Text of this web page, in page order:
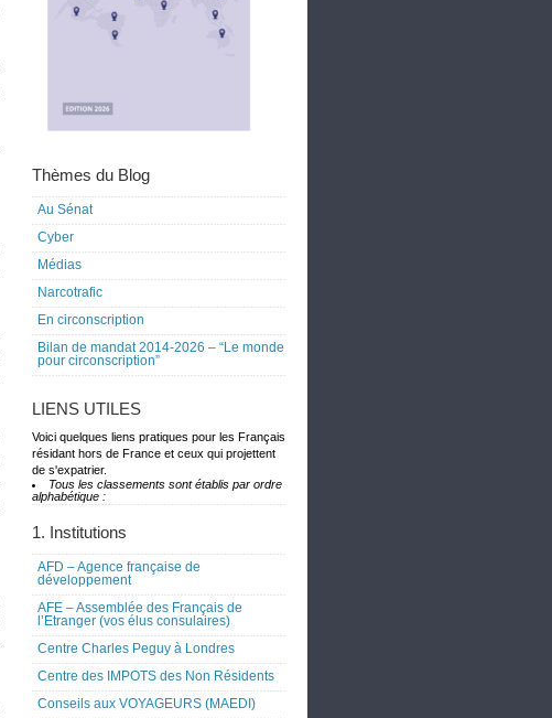
Thèmes du Blog
Au Sénat
Cyber
Médias
Narcotrafic
En circonscription
Bilan de mandat 2014-2026 – “Le monde
pour circonscription”
LIENS UTILES
Voici quelques liens pratiques pour les Français
résidant hors de France et ceux qui projettent
de s'expatrier.
Tous les classements sont établis par ordre
alphabétique :
1. Institutions
AFD – Agence française de
développement
AFE – Assemblée des Français de
l’Etranger (vos élus consulaires)
Centre Charles Peguy à Londres
Centre des IMPOTS des Non Résidents
Conseils aux VOYAGEURS (MAEDI)